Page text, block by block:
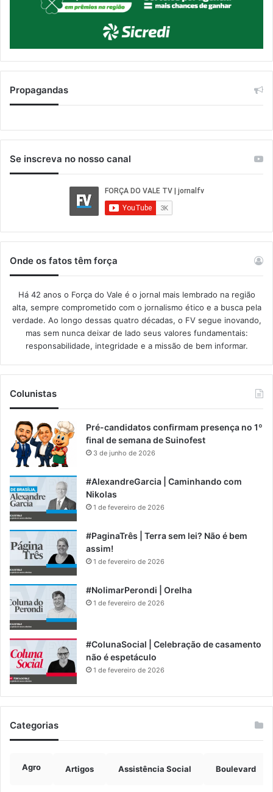
Propagandas
Se inscreva no nosso canal
Onde os fatos têm força
Há 42 anos o Força do Vale é o jornal mais lembrado na região
alta, sempre comprometido com o jornalismo ético e a busca pela
verdade. Ao longo dessas quatro décadas, o FV segue inovando,
mas sem nunca deixar de lado seus valores fundamentais:
responsabilidade, integridade e a missão de bem informar.​
Colunistas
Pré-candidatos confirmam presença no 1º
final de semana de Suinofest
3 de junho de 2026
#AlexandreGarcia | Caminhando com
Nikolas
1 de fevereiro de 2026
#PaginaTrês | Terra sem lei? Não é bem
assim!
1 de fevereiro de 2026
#NolimarPerondi | Orelha
1 de fevereiro de 2026
#ColunaSocial | Celebração de casamento
não é espetáculo
1 de fevereiro de 2026
Categorias
Agro Artigos Assistência Social Boulevard